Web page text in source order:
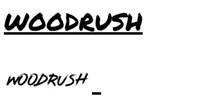
WOODRUSH